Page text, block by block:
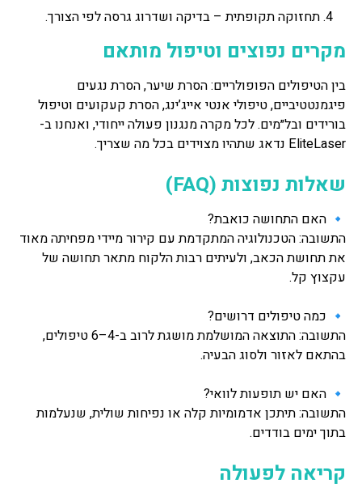
תחזוקה תקופתית – בדיקה ושדרוג גרסה לפי הצורך.
מקרים נפוצים וטיפול מותאם
בין הטיפולים הפופולריים: הסרת שיער, הסרת נגעים
פיגמנטטיביים, טיפולי אנטי אייג’ינג, הסרת קעקועים וטיפול
בורידים ובל״מים. לכל מקרה מנגנון פעולה ייחודי, ואנחנו ב-
EliteLaser נדאג שתהיו מצוידים בכל מה שצריך.
שאלות נפוצות (FAQ)
🔹 האם התחושה כואבת?
התשובה: הטכנולוגיה המתקדמת עם קירור מיידי מפחיתה מאוד
את תחושת הכאב, ולעיתים רבות הלקוח מתאר תחושה של
עקצוץ קל.
🔹 כמה טיפולים דרושים?
התשובה: התוצאה המושלמת מושגת לרוב ב-4–6 טיפולים,
בהתאם לאזור ולסוג הבעיה.
🔹 האם יש תופעות לוואי?
התשובה: תיתכן אדמומיות קלה או נפיחות שולית, שנעלמות
בתוך ימים בודדים.
קריאה לפעולה